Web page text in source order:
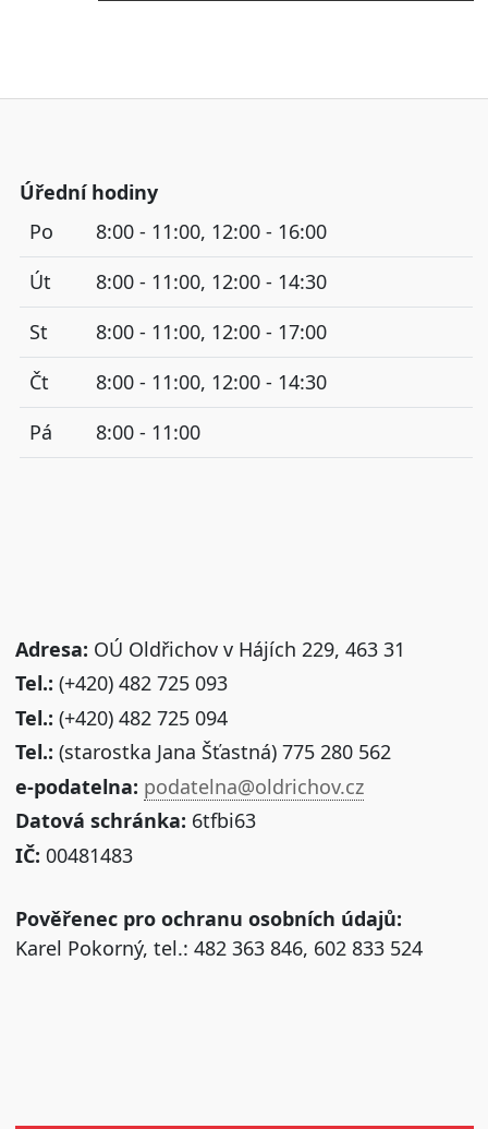
Úřední hodiny
Po
8:00 - 11:00, 12:00 - 16:00
Út
8:00 - 11:00, 12:00 - 14:30
St
8:00 - 11:00, 12:00 - 17:00
Čt
8:00 - 11:00, 12:00 - 14:30
Pá
8:00 - 11:00
Adresa: OÚ Oldřichov v Hájích 229, 463 31
Tel.: (+420) 482 725 093
Tel.: (+420) 482 725 094
Tel.: (starostka Jana Šťastná) 775 280 562
e-podatelna: podatelna@oldrichov.cz
Datová schránka: 6tfbi63
IČ: 00481483
Pověřenec pro ochranu osobních údajů:
Karel Pokorný, tel.: 482 363 846, 602 833 524